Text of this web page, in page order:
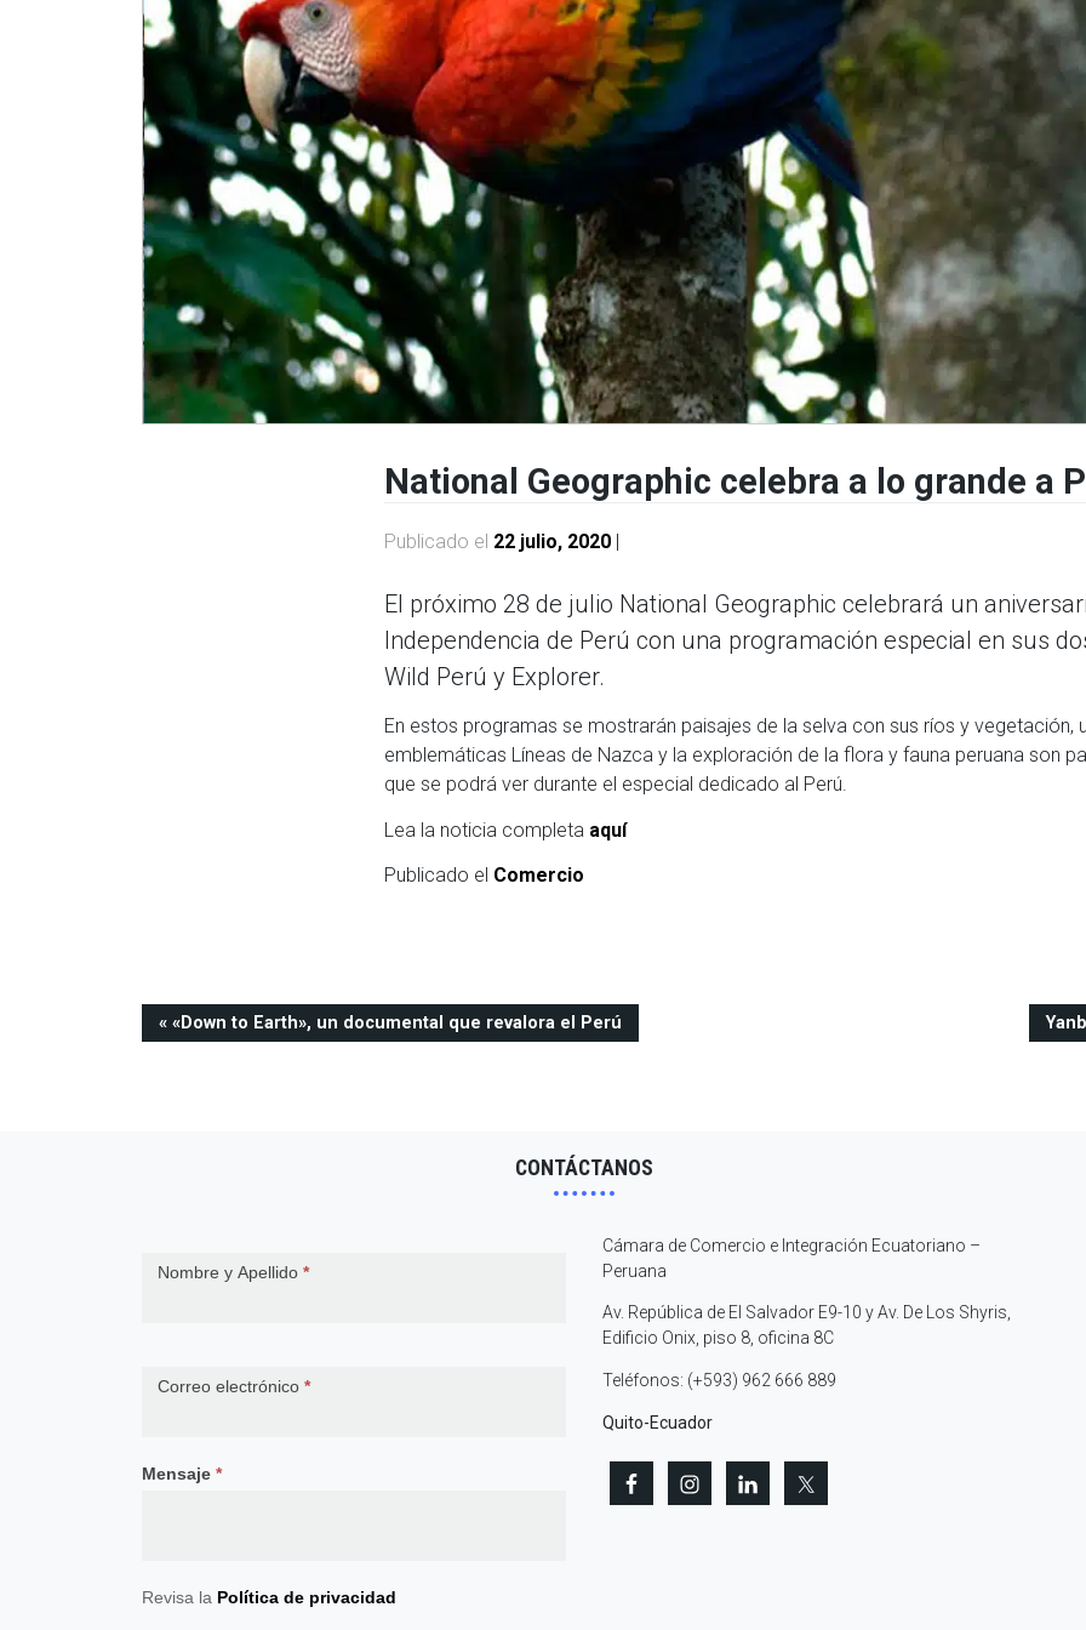
National Geographic celebra a lo grande a
Publicado el 22 julio, 2020
El próximo 28 de julio National Geographic celebrará un
Independencia de Perú con una programación especial en sus
Wild Perú y Explorer.
En estos programas se mostrarán paisajes de la selva con sus ríos y vegetación,
emblemáticas Líneas de Nazca y la exploración de la flora y fauna peruana son
que se podrá ver durante el especial dedicado al Perú.
Lea la noticia completa aquí
Publicado el Comercio
Navegación
«Down to Earth», un documental que revalora el Perú
CONTÁCTANOS
Nombre y Apellido *
Correo electrónico *
Mensaje *
Revisa la Política de privacidad
Cámara de Comercio e Integración Ecuatoriano –
Peruana
Av. República de El Salvador E9-10 y Av. De Los Shyris,
Edificio Onix, piso 8, oficina 8C
Teléfonos: (+593) 962 666 889
Quito-Ecuador